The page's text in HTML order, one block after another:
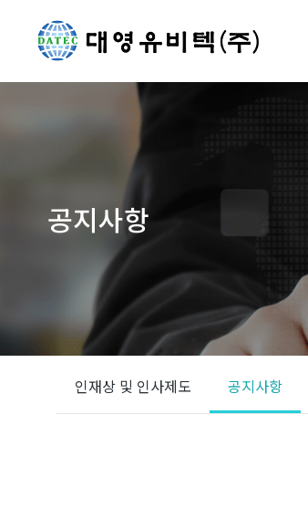
공지사항
You are here:
인재상 및 인사제도 공지사항